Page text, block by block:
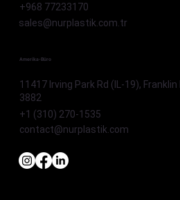
+968 77233170
sales@nurplastik.com.tr
Amerika-Büro
11417 Irving Park Rd (IL-19),
3882
+1 (310) 270-1535
contact@nurplastik.com